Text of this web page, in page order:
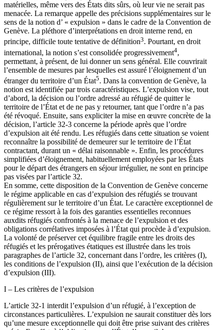
matérielles, même vers des États dits sûrs, où leur vie ne serait pas
menacée. La remarque appelle des précisions supplémentaires sur le
sens de la notion d’ « expulsion » dans le cadre de la Convention de
Genève. La pléthore d’interprétations en droit interne rend, en
principe, difficile toute tentative de définition3. Pourtant, en droit
international, la notion s’est consolidée progressivement4,
permettant, à présent, de lui donner un sens général. Elle couvrirait
l’ensemble de mesures par lesquelles est assuré l’éloignement d’un
étranger du territoire d’un État5. Dans la convention de Genève, la
notion est identifiée par trois caractéristiques. L’expulsion vise, tout
d’abord, la décision ou l’ordre adressé au réfugié de quitter le
territoire de l’État et de ne pas y retourner, tant que l’ordre n’a pas
été révoqué. Ensuite, sans expliciter la mise en œuvre concrète de la
décision, l’article 32-3 concerne la période après que l’ordre
d’expulsion ait été rendu. Les réfugiés dans cette situation se voient
reconnaître la possibilité de demeurer sur le territoire de l’État
contractant, durant un « délai raisonnable ». Enfin, les procédures
simplifiées d’éloignement, habituellement employées par les États
pour le départ des étrangers en séjour irrégulier, ne sont en principe
pas visées par l’article 32.
En somme, cette disposition de la Convention de Genève concerne
le régime applicable en cas d’expulsion des réfugiés se trouvant
régulièrement sur le territoire d’un État. Le caractère exceptionnel de
ce régime ressort à la fois des garanties essentielles reconnues
auxdits réfugiés confrontés à la menace de l’expulsion et des
obligations corrélatives imposées à l’État qui procède à d’expulsion.
La volonté de préserver cet équilibre fragile entre les droits des
réfugiés et les prérogatives étatiques est illustrée dans les trois
paragraphes de l’article 32, concernant dans l’ordre, les critères (I),
les conditions de l’expulsion (II), ainsi que l’exécution de la décision
d’expulsion (III).
I – Les critères de l’expulsion
L’article 32-1 interdit l’expulsion d’un réfugié, à l’exception de
circonstances particulières. L’expulsion ne saurait constituer dès lors
qu’une mesure exceptionnelle qui doit être prise suivant des critères